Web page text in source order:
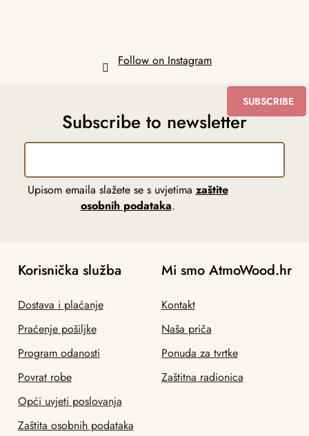
Follow on Instagram
Subscribe to newsletter
Upisom emaila slažete se s uvjetima zaštite
osobnih podataka.
SUBSCRIBE
Korisnička služba
Dostava i plaćanje
Praćenje pošiljke
Program odanosti
Povrat robe
Opći uvjeti poslovanja
Zaštita osobnih podataka
Mi smo AtmoWood.hr
Kontakt
Naša priča
Ponuda za tvrtke
Zaštitna radionica